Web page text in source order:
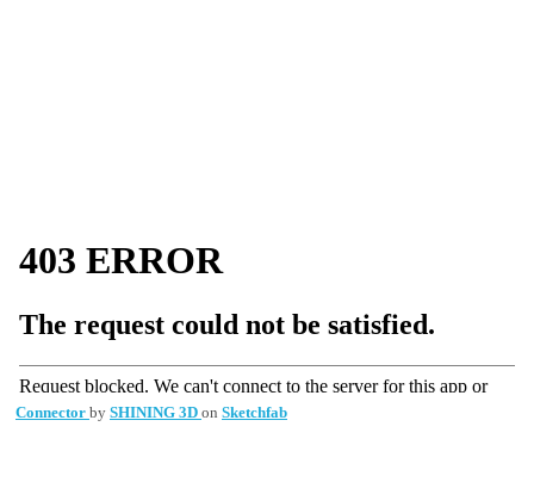
Connector by SHINING 3D on Sketchfab